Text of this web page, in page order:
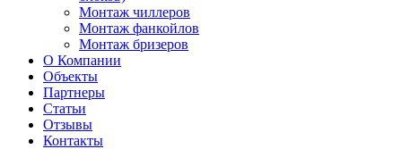
Монтаж чиллеров
Монтаж фанкойлов
Монтаж бризеров
О Компании
Объекты
Партнеры
Статьи
Отзывы
Контакты